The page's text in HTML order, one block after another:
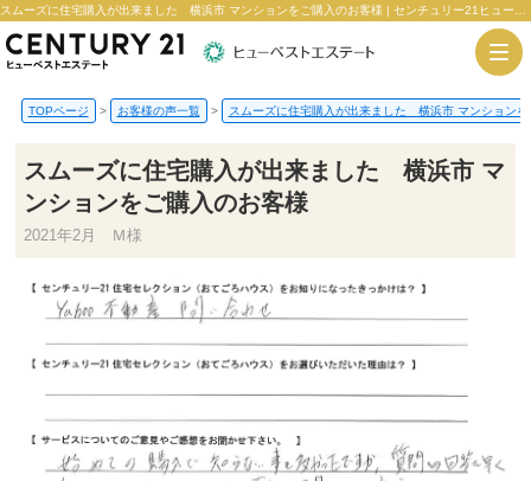
TOPページ > お客様の声一覧 > スムーズに住宅購入が出来ました 横浜市 マンションを
スムーズに住宅購入が出来ました 横浜市 マ
ンションをご購入のお客様
2021年2月 Ｍ様